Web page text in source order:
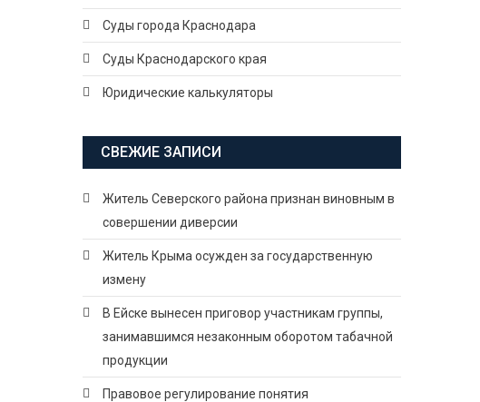
Суды города Краснодара
Суды Краснодарского края
Юридические калькуляторы
СВЕЖИЕ ЗАПИСИ
Житель Северского района признан виновным в
совершении диверсии
Житель Крыма осужден за государственную
измену
В Ейске вынесен приговор участникам группы,
занимавшимся незаконным оборотом табачной
продукции
Правовое регулирование понятия